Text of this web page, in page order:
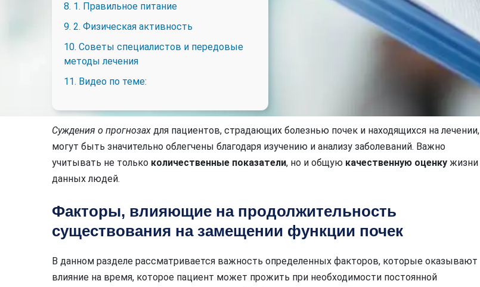
8. 1. Правильное питание
9. 2. Физическая активность
10. Советы специалистов и передовые
методы лечения
11. Видео по теме:
Суждения о прогнозах для пациентов, страдающих болезнью почек и находящихся на лечении,
могут быть значительно облегчены благодаря изучению и анализу заболеваний. Важно
учитывать не только количественные показатели, но и общую качественную оценку жизни
данных людей.
Факторы, влияющие на продолжительность
существования на замещении функции почек
В данном разделе рассматривается важность определенных факторов, которые оказывают
влияние на время, которое пациент может прожить при необходимости постоянной